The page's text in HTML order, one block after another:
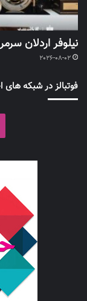
نیلوفر اردلان
2026-08-02
فوتبالز در شبکه های